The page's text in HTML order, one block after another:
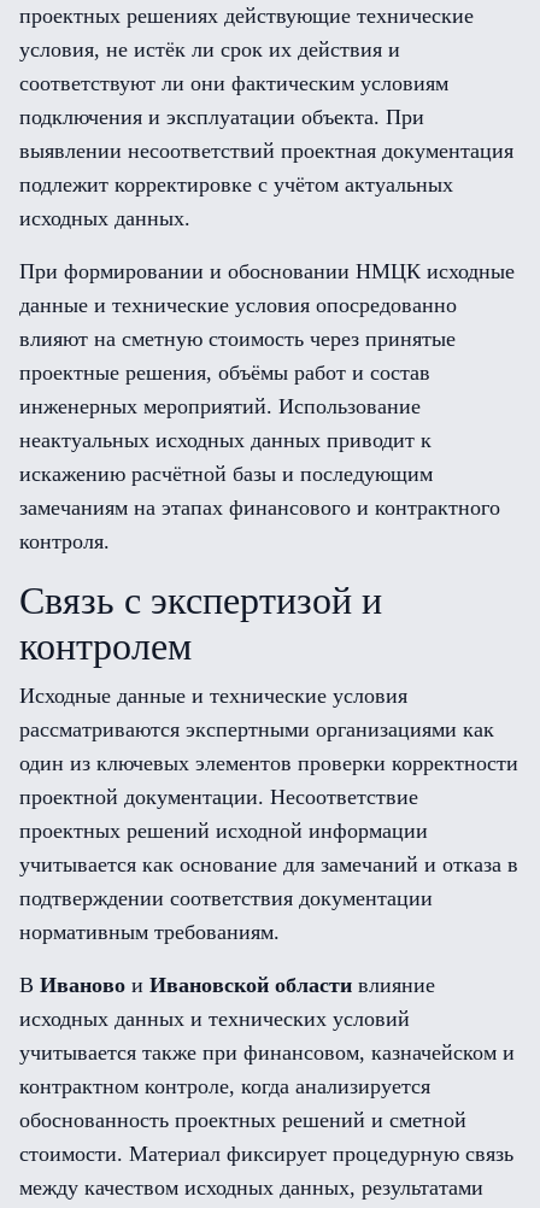
проектных решениях действующие технические
условия, не истёк ли срок их действия и
соответствуют ли они фактическим условиям
подключения и эксплуатации объекта. При
выявлении несоответствий проектная документация
подлежит корректировке с учётом актуальных
исходных данных.
При формировании и обосновании НМЦК исходные
данные и технические условия опосредованно
влияют на сметную стоимость через принятые
проектные решения, объёмы работ и состав
инженерных мероприятий. Использование
неактуальных исходных данных приводит к
искажению расчётной базы и последующим
замечаниям на этапах финансового и контрактного
контроля.
Связь с экспертизой и
контролем
Исходные данные и технические условия
рассматриваются экспертными организациями как
один из ключевых элементов проверки корректности
проектной документации. Несоответствие
проектных решений исходной информации
учитывается как основание для замечаний и отказа в
подтверждении соответствия документации
нормативным требованиям.
В Иваново и Ивановской области влияние
исходных данных и технических условий
учитывается также при финансовом, казначейском и
контрактном контроле, когда анализируется
обоснованность проектных решений и сметной
стоимости. Материал фиксирует процедурную связь
между качеством исходных данных, результатами